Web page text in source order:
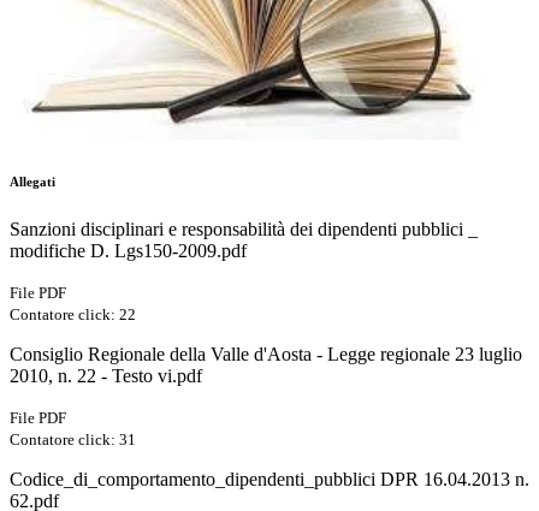
Allegati
Sanzioni disciplinari e responsabilità dei dipendenti pubblici _
modifiche D. Lgs150-2009.pdf
File PDF
Contatore click: 22
Consiglio Regionale della Valle d'Aosta - Legge regionale 23 luglio
2010, n. 22 - Testo vi.pdf
File PDF
Contatore click: 31
Codice_di_comportamento_dipendenti_pubblici DPR 16.04.2013 n.
62.pdf